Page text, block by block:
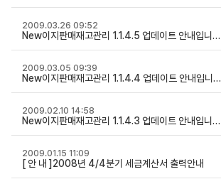
New이지판매재고관리 1.1.4.5 업데이트 안내입니…
2009.03.26 09:52
New이지판매재고관리 1.1.4.4 업데이트 안내입니…
2009.03.05 09:39
New이지판매재고관리 1.1.4.3 업데이트 안내입니…
2009.02.10 14:58
[ 안 내 ]2008년 4/4분기 세금계산서 출력안내
2009.01.15 11:09